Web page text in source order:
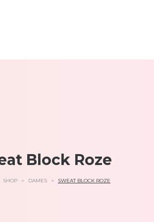
Block Roze
SHOP > DAMES > SWEAT BLOCK ROZE